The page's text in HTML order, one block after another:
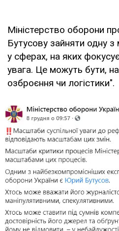
Міністерство оборони
Бутусову зайняти одну з
у сферах, на яких
увага. Це можуть бути,
озброєння чи логістики".